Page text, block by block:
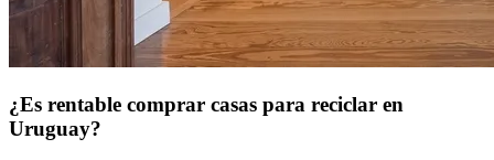
¿Es rentable comprar casas para reciclar en
Uruguay?